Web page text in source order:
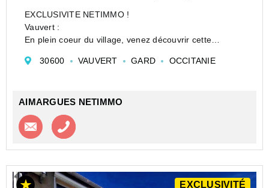
EXCLUSIVITE NETIMMO !
Vauvert :
En plein coeur du village, venez découvrir cette
d'amour et de goût.
30600 VAUVERT GARD OCCITANIE
AIMARGUES NETIMMO
Contacter l'agence
EXCLUSIVITÉ